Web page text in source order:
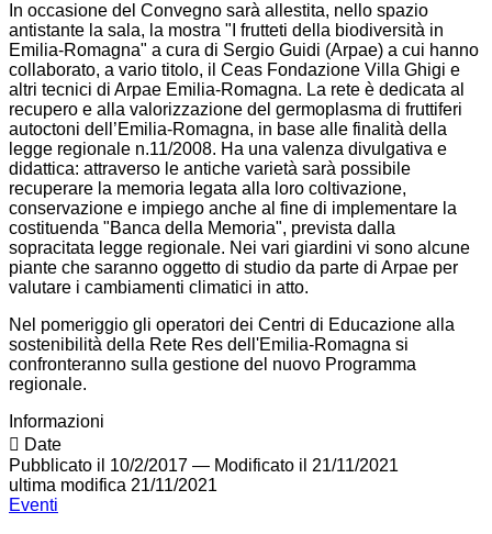
In occasione del Convegno sarà allestita, nello spazio
antistante la sala, la mostra "I frutteti della biodiversità in
Emilia-Romagna" a cura di Sergio Guidi (Arpae) a cui hanno
collaborato, a vario titolo, il Ceas Fondazione Villa Ghigi e
altri tecnici di Arpae Emilia-Romagna. La rete è dedicata al
recupero e alla valorizzazione del germoplasma di fruttiferi
autoctoni dell’Emilia-Romagna, in base alle finalità della
legge regionale n.11/2008. Ha una valenza divulgativa e
didattica: attraverso le antiche varietà sarà possibile
recuperare la memoria legata alla loro coltivazione,
conservazione e impiego anche al fine di implementare la
costituenda "Banca della Memoria", prevista dalla
sopracitata legge regionale. Nei vari giardini vi sono alcune
piante che saranno oggetto di studio da parte di Arpae per
valutare i cambiamenti climatici in atto.
Nel pomeriggio gli operatori dei Centri di Educazione alla
sostenibilità della Rete Res dell'Emilia-Romagna si
confronteranno sulla gestione del nuovo Programma
regionale.
Informazioni
Date
Pubblicato il 10/2/2017 — Modificato il 21/11/2021
ultima modifica 21/11/2021
Eventi